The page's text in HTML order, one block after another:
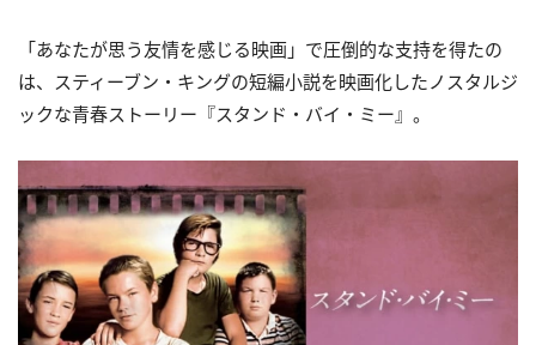
「あなたが思う友情を感じる映画」で圧倒的な支持を得たの
は、スティーブン・キングの短編小説を映画化したノスタルジ
ックな青春ストーリー『スタンド・バイ・ミー』。